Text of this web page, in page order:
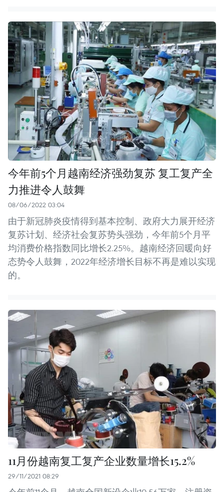
今年前5个月越南经济强劲复苏 复工复产全
力推进令人鼓舞
08/06/2022 03:04
由于新冠肺炎疫情得到基本控制、政府大力展开经济
复苏计划、经济社会复苏势头强劲，今年前5个月平
均消费价格指数同比增长2.25%。越南经济回暖向好
态势令人鼓舞，2022年经济增长目标不再是难以实现
的。
11月份越南复工复产企业数量增长15.2%
29/11/2021 08:29